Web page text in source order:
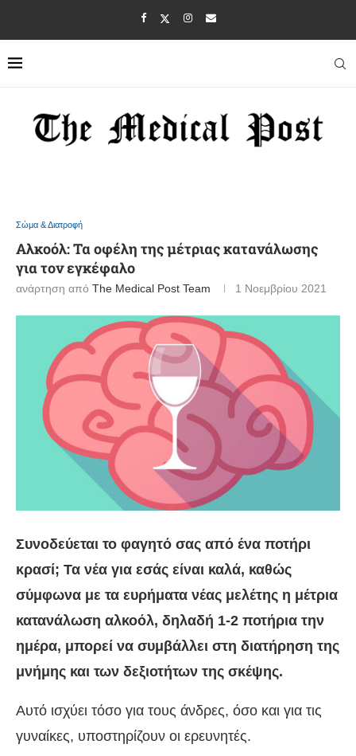
Σώμα & Διατροφή
Αλκοόλ: Τα οφέλη της μέτριας κατανάλωσης
για τον εγκέφαλο
ανάρτηση από The Medical Post Team 1 Νοεμβρίου 2021
Συνοδεύεται το φαγητό σας από ένα ποτήρι
κρασί; Τα νέα για εσάς είναι καλά, καθώς
σύμφωνα με τα ευρήματα νέας μελέτης η μέτρια
κατανάλωση αλκοόλ, δηλαδή 1-2 ποτήρια την
ημέρα, μπορεί να συμβάλλει στη διατήρηση της
μνήμης και των δεξιοτήτων της σκέψης.
Αυτό ισχύει τόσο για τους άνδρες, όσο και για τις
γυναίκες, υποστηρίζουν οι ερευνητές.